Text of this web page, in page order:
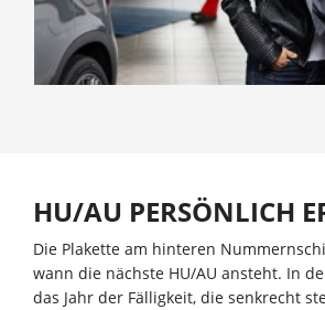
HU/AU PERSÖNLICH
Die Plakette am hinteren
wann die nächste HU/AU ansteht. In
das Jahr der Fälligkeit, die senkrecht